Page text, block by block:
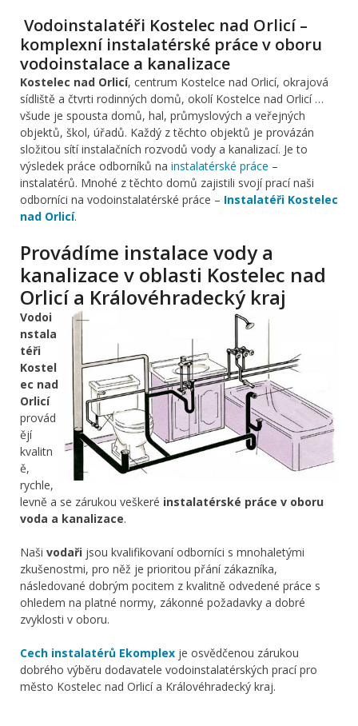
Vodoinstalatéři Kostelec nad Orlicí –
komplexní instalatérské práce v oboru
vodoinstalace a kanalizace
Kostelec nad Orlicí, centrum Kostelce nad Orlicí, okrajová
sídliště a čtvrti rodinných domů, okolí Kostelce nad Orlicí …
všude je spousta domů, hal, průmyslových a veřejných
objektů, škol, úřadů. Každý z těchto objektů je provázán
složitou sítí instalačních rozvodů vody a kanalizací. Je to
výsledek práce odborníků na instalatérské práce –
instalatérů. Mnohé z těchto domů zajistili svojí prací naši
odborníci na vodoinstalatérské práce – Instalatéři Kostelec
nad Orlicí.
Provádíme instalace vody a
kanalizace v oblasti Kostelec nad
Orlicí a Královéhradecký kraj
Vodoi
nstala
téři
Kostel
ec nad
Orlicí
provád
ějí
kvalitn
ě,
rychle,
levně a se zárukou veškeré instalatérské práce v oboru
voda a kanalizace.
Naši vodaři jsou kvalifikovaní odborníci s mnohaletými
zkušenostmi, pro něž je prioritou přání zákazníka,
následované dobrým pocitem z kvalitně odvedené práce s
ohledem na platné normy, zákonné požadavky a dobré
zvyklosti v oboru.
Cech instalatérů Ekomplex je osvědčenou zárukou
dobrého výběru dodavatele vodoinstalatérských prací pro
město Kostelec nad Orlicí a Královéhradecký kraj.